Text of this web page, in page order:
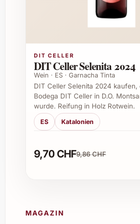
hergestellt und ist somit für
geeignet.
6. Ist dieser Wein für eine
geeignet?
Durch seine fruchtige und
2022 eine ausgezeichnete
Weinverkostungen und
DIT CELLER
DIT Celler Selenita 2024
Wein · ES · Garnacha Tinta
DIT Celler Selenita 2024 kaufen,
Bodega DIT Celler in D.O.
wurde. Reifung in Holz Rotwein.
ES Katalonien
9,70 CHF9,86 CHF
MAGAZIN